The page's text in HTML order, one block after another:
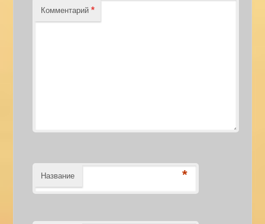
Комментарий*
Название *